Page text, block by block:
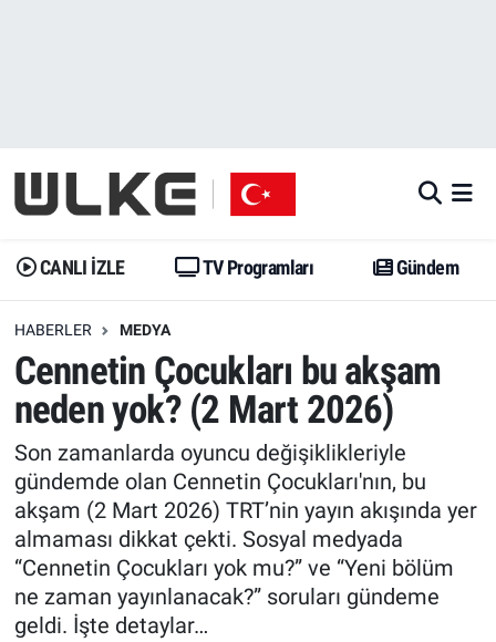
CANLI İZLE TV Programları Gündem
HABERLER MEDYA
Cennetin Çocukları bu akşam
neden yok? (2 Mart 2026)
Son zamanlarda oyuncu değişiklikleriyle
gündemde olan Cennetin Çocukları'nın, bu
akşam (2 Mart 2026) TRT’nin yayın akışında yer
almaması dikkat çekti. Sosyal medyada
“Cennetin Çocukları yok mu?” ve “Yeni bölüm
ne zaman yayınlanacak?” soruları gündeme
geldi. İşte detaylar…
Gündem
Dünya
Erişim Bilgileri
Ekonomi
Trend
Özel Haberler
Yazarlar
Gündem
Trend
Erişim Bilgileri
Spor
Ekonomi
Dünya
Medya
İstanbul Namaz Vakitleri
Trafik Durumu
Erişim Bilgileri
Tüm Manşetler
Son Dakika Haberleri
Haber Arşivi